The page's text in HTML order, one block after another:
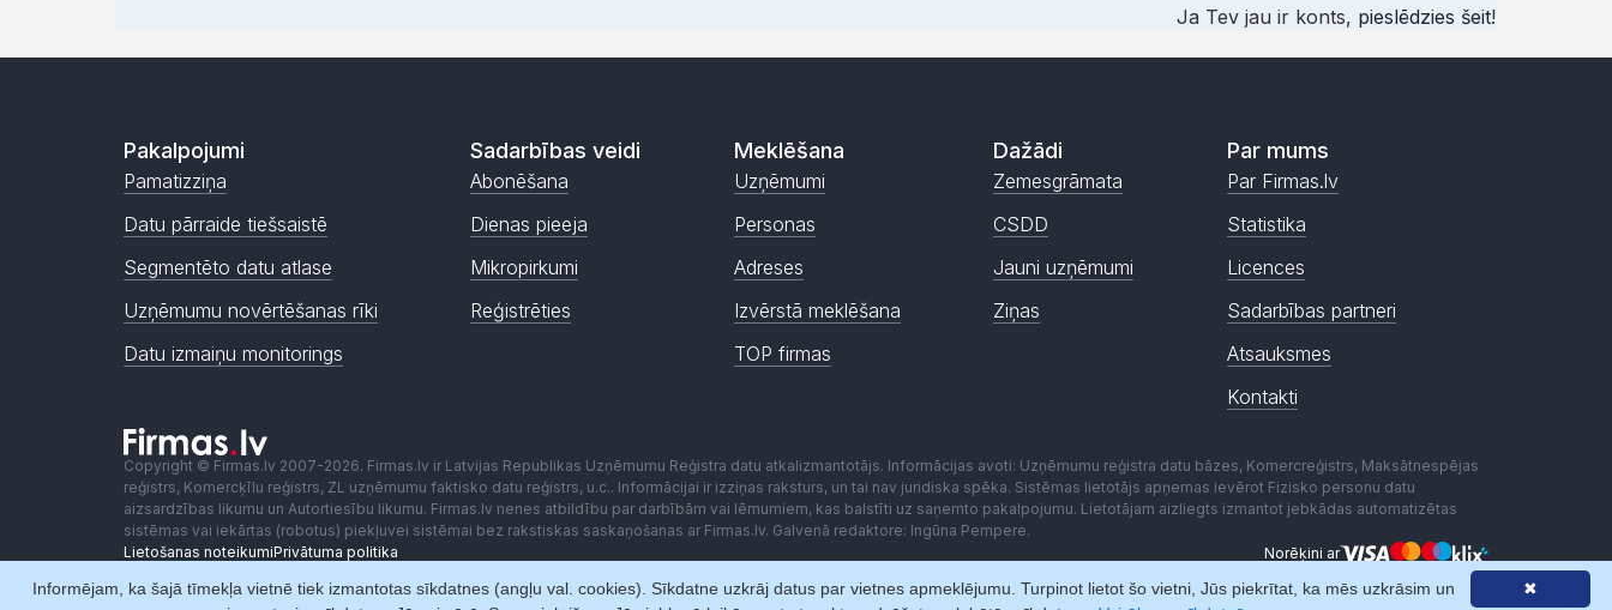
Ja Tev jau ir konts, pieslēdzies šeit!
Pakalpojumi
Pamatizziņa
Datu pārraide tiešsaistē
Segmentēto datu atlase
Uzņēmumu novērtēšanas rīki
Datu izmaiņu monitorings
Sadarbības veidi
Abonēšana
Dienas pieeja
Mikropirkumi
Reģistrēties
Meklēšana
Uzņēmumi
Personas
Adreses
Izvērstā meklēšana
TOP firmas
Dažādi
Zemesgrāmata
CSDD
Jauni uzņēmumi
Ziņas
Par mums
Par Firmas.lv
Statistika
Licences
Sadarbības partneri
Atsauksmes
Kontakti
Copyright © Firmas.lv 2007-2026. Firmas.lv ir Latvijas Republikas Uzņēmumu Reģistra datu atkalizmantotājs. Informācijas avoti: Uzņēmumu reģistra datu bāzes, Komercreģistrs, Maksātnespējas
reģistrs, Komercķīlu reģistrs, ZL uzņēmumu faktisko datu reģistrs, u.c.. Informācijai ir izziņas raksturs, un tai nav juridiska spēka. Sistēmas lietotājs apņemas ievērot Fizisko personu datu
aizsardzības likumu un Autortiesību likumu. Firmas.lv nenes atbildību par darbībām vai lēmumiem, kas balstīti uz saņemto pakalpojumu. Lietotājam aizliegts izmantot jebkādas automatizētas
sistēmas vai iekārtas (robotus) piekļuvei sistēmai bez rakstiskas saskaņošanas ar Firmas.lv. Galvenā redaktore: Ingūna Pempere.
Lietošanas noteikumiPrivātuma politika Norēķini ar
✖
Informējam, ka šajā tīmekļa vietnē tiek izmantotas sīkdatnes (angļu val. cookies). Sīkdatne uzkrāj datus par vietnes apmeklējumu. Turpinot lietot šo vietni, Jūs piekrītat, ka mēs uzkrāsim un